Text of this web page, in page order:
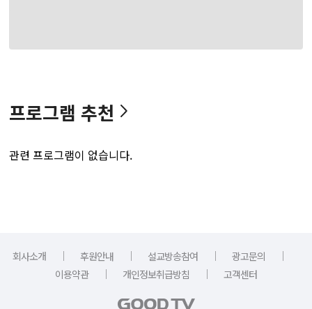
프로그램 추천
관련 프로그램이 없습니다.
회사소개 ｜ 후원안내 ｜ 설교방송참여 ｜ 광고문의
｜
이용약관
｜ 개인정보취급방침 ｜ 고객센터